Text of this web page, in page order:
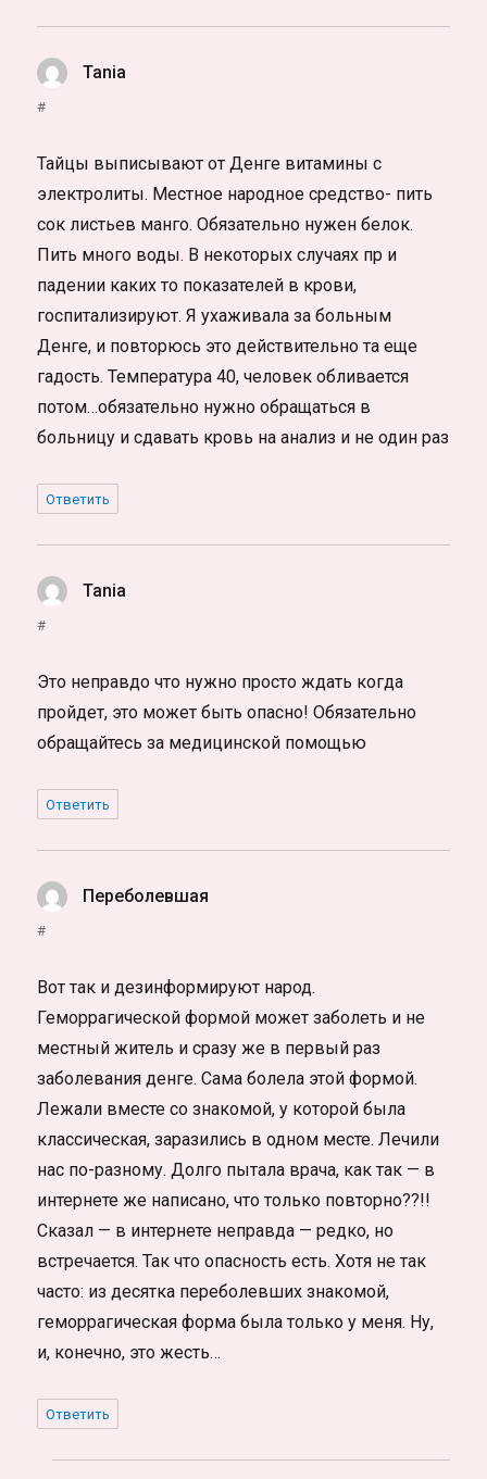
Tania
#
Тайцы выписывают от Денге витамины с
электролиты. Местное народное средство- пить
сок листьев манго. Обязательно нужен белок.
Пить много воды. В некоторых случаях пр и
падении каких то показателей в крови,
госпитализируют. Я ухаживала за больным
Денге, и повторюсь это действительно та еще
гадость. Температура 40, человек обливается
потом…обязательно нужно обращаться в
больницу и сдавать кровь на анализ и не один раз
Ответить
Tania
#
Это неправдо что нужно просто ждать когда
пройдет, это может быть опасно! Обязательно
обращайтесь за медицинской помощью
Ответить
Переболевшая
#
Вот так и дезинформируют народ.
Геморрагической формой может заболеть и не
местный житель и сразу же в первый раз
заболевания денге. Сама болела этой формой.
Лежали вместе со знакомой, у которой была
классическая, заразились в одном месте. Лечили
нас по-разному. Долго пытала врача, как так — в
интернете же написано, что только повторно??!!
Сказал — в интернете неправда — редко, но
встречается. Так что опасность есть. Хотя не так
часто: из десятка переболевших знакомой,
геморрагическая форма была только у меня. Ну,
и, конечно, это жесть…
Ответить